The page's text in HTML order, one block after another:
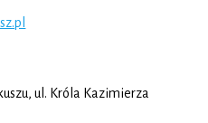
ul. Króla Kazimierza